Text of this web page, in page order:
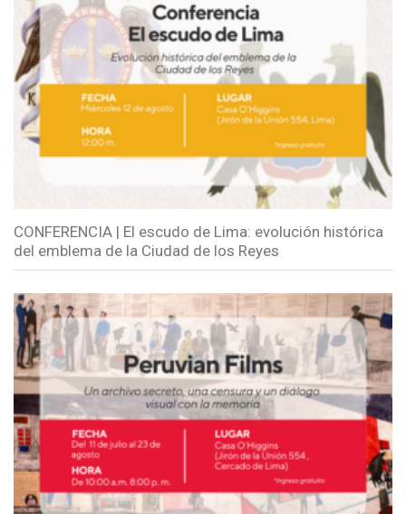
CONFERENCIA | El escudo de Lima: evolución histórica
del emblema de la Ciudad de los Reyes